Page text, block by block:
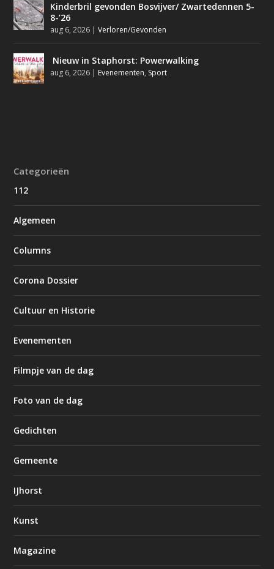
Kinderbril gevonden Bosvijver/ Zwartedennen 5-
8-’26
aug 6, 2026 |Verloren/Gevonden
Nieuw in Staphorst: Powerwalking
aug 6, 2026 | Evenementen, Sport
Categorieën
112
Algemeen
Columns
Corona Dossier
Cultuur en Historie
Evenementen
Filmpje van de dag
Foto van de dag
Gedichten
Gemeente
IJhorst
Kunst
Magazine